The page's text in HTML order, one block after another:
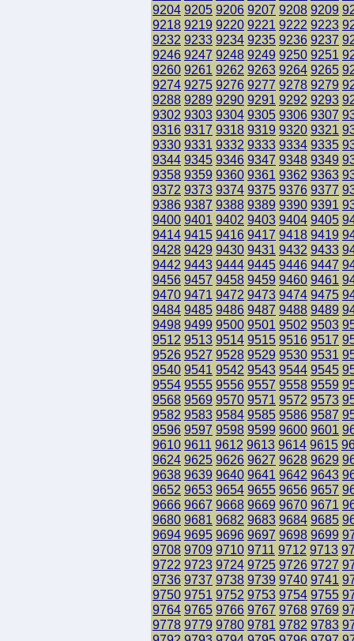
9204 9205 9206 9207 9208 9209
9218 9219 9220 9221 9222 9223
9232 9233 9234 9235 9236 9237
9246 9247 9248 9249 9250 9251
9260 9261 9262 9263 9264 9265
9274 9275 9276 9277 9278 9279
9288 9289 9290 9291 9292 9293
9302 9303 9304 9305 9306 9307
9316 9317 9318 9319 9320 9321
9330 9331 9332 9333 9334 9335
9344 9345 9346 9347 9348 9349
9358 9359 9360 9361 9362 9363
9372 9373 9374 9375 9376 9377
9386 9387 9388 9389 9390 9391
9400 9401 9402 9403 9404 9405
9414 9415 9416 9417 9418 9419
9428 9429 9430 9431 9432 9433
9442 9443 9444 9445 9446 9447
9456 9457 9458 9459 9460 9461
9470 9471 9472 9473 9474 9475
9484 9485 9486 9487 9488 9489
9498 9499 9500 9501 9502 9503
9512 9513 9514 9515 9516 9517
9526 9527 9528 9529 9530 9531
9540 9541 9542 9543 9544 9545
9554 9555 9556 9557 9558 9559
9568 9569 9570 9571 9572 9573
9582 9583 9584 9585 9586 9587
9596 9597 9598 9599 9600 9601
9610 9611 9612 9613 9614 9615
9624 9625 9626 9627 9628 9629
9638 9639 9640 9641 9642 9643
9652 9653 9654 9655 9656 9657
9666 9667 9668 9669 9670 9671
9680 9681 9682 9683 9684 9685
9694 9695 9696 9697 9698 9699
9708 9709 9710 9711 9712 9713
9722 9723 9724 9725 9726 9727
9736 9737 9738 9739 9740 9741
9750 9751 9752 9753 9754 9755
9764 9765 9766 9767 9768 9769
9778 9779 9780 9781 9782 9783